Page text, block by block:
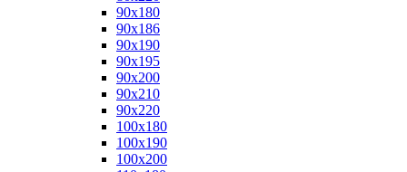
90x180
90x186
90x190
90x195
90x200
90x210
90x220
100x180
100x190
100x200